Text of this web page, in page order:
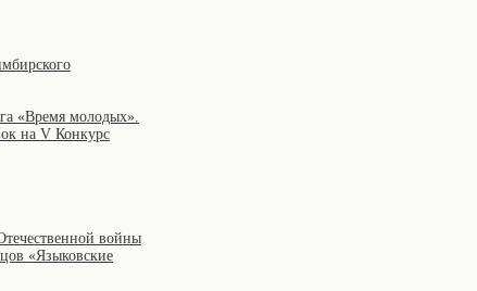
«Время молодых».
на V Конкурс
войны
«Языковские